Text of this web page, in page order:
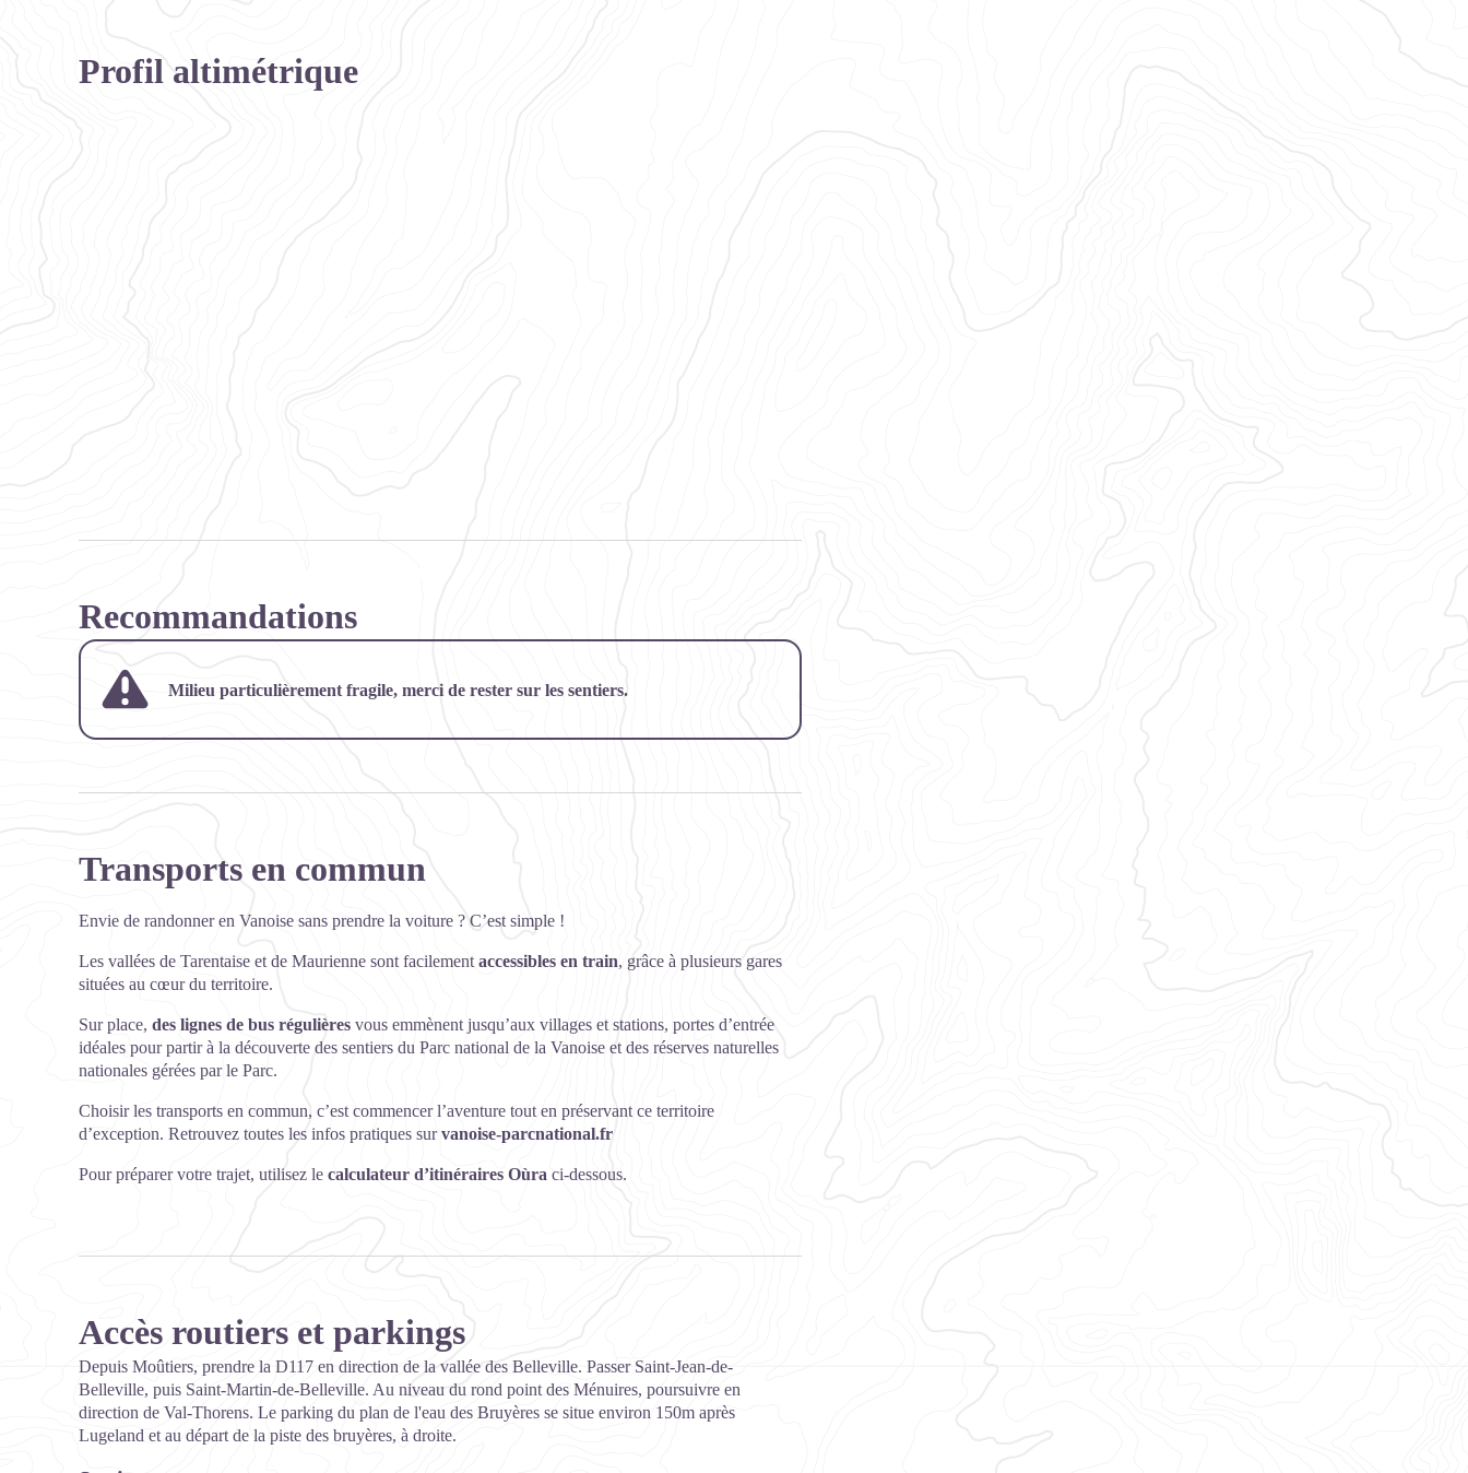
Profil altimétrique
Recommandations
Milieu particulièrement fragile, merci de rester sur les sentiers.
Transports en commun
Envie de randonner en Vanoise sans prendre la voiture ? C’est simple !
Les vallées de Tarentaise et de Maurienne sont facilement accessibles en train, grâce à plusieurs gares
situées au cœur du territoire.
Sur place, des lignes de bus régulières vous emmènent jusqu’aux villages et stations, portes d’entrée
idéales pour partir à la découverte des sentiers du Parc national de la Vanoise et des réserves naturelles
nationales gérées par le Parc.
Choisir les transports en commun, c’est commencer l’aventure tout en préservant ce territoire
d’exception. Retrouvez toutes les infos pratiques survanoise-parcnational.fr
Pour préparer votre trajet, utilisez le calculateur d’itinéraires Oùra ci-dessous.
Accès routiers et parkings
Depuis Moûtiers, prendre la D117 en direction de la vallée des Belleville. Passer Saint-Jean-de-
Belleville, puis Saint-Martin-de-Belleville. Au niveau du rond point des Ménuires, poursuivre en
direction de Val-Thorens. Le parking du plan de l'eau des Bruyères se situe environ 150m après
Lugeland et au départ de la piste des bruyères, à droite.